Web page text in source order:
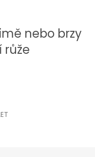
nebo brzy
růže